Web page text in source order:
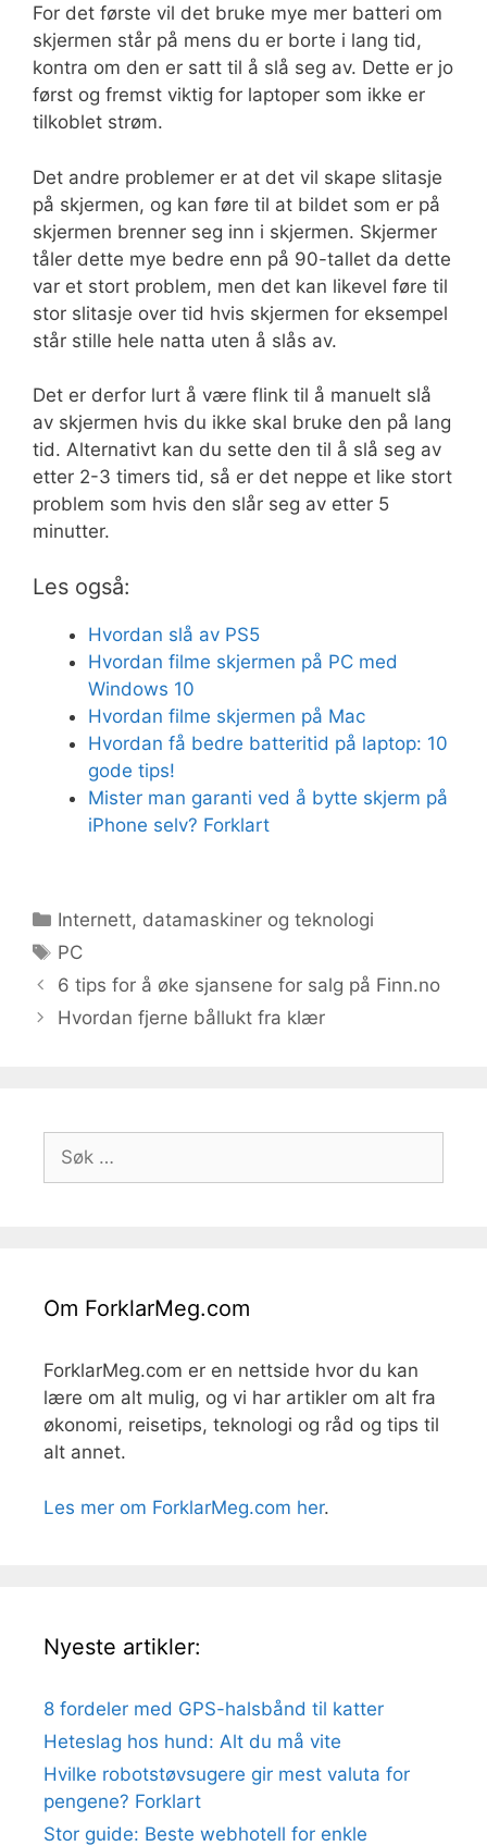
For det første vil det bruke mye mer batteri om
skjermen står på mens du er borte i lang tid,
kontra om den er satt til å slå seg av. Dette er jo
først og fremst viktig for laptoper som ikke er
tilkoblet strøm.
Det andre problemer er at det vil skape slitasje
på skjermen, og kan føre til at bildet som er på
skjermen brenner seg inn i skjermen. Skjermer
tåler dette mye bedre enn på 90-tallet da dette
var et stort problem, men det kan likevel føre til
stor slitasje over tid hvis skjermen for eksempel
står stille hele natta uten å slås av.
Det er derfor lurt å være flink til å manuelt slå
av skjermen hvis du ikke skal bruke den på lang
tid. Alternativt kan du sette den til å slå seg av
etter 2-3 timers tid, så er det neppe et like stort
problem som hvis den slår seg av etter 5
minutter.
Les også:
Hvordan slå av PS5
Hvordan filme skjermen på PC med
Windows 10
Hvordan filme skjermen på Mac
Hvordan få bedre batteritid på laptop: 10
gode tips!
Mister man garanti ved å bytte skjerm på
iPhone selv? Forklart
Kategorier
Internett, datamaskiner og teknologi
Stikkord
PC
6 tips for å øke sjansene for salg på Finn.no
Hvordan fjerne bållukt fra klær
Søk
etter:
Om ForklarMeg.com
ForklarMeg.com er en nettside hvor du kan
lære om alt mulig, og vi har artikler om alt fra
økonomi, reisetips, teknologi og råd og tips til
alt annet.
Les mer om ForklarMeg.com her.
Nyeste artikler:
8 fordeler med GPS-halsbånd til katter
Heteslag hos hund: Alt du må vite
Hvilke robotstøvsugere gir mest valuta for
pengene? Forklart
Stor guide: Beste webhotell for enkle